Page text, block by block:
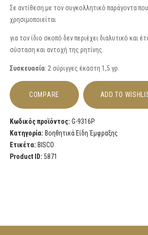
Σε αντίθεση µε τον συγκολλητικό παράγοντα
χρησιµοποιείται
για τον ίδιο σκοπό δεν περιέχει διαλυτικό και
σύσταση και αντοχή της ρητίνης.
Συσκευασία: 2 σύριγγες έκαστη 1,5 γρ.
COMPARE ADD TO
Κωδικός προϊόντος: G-9316P
Κατηγορία: Βοηθητικά Είδη Έμφραξης
Ετικέτα: BISCO
Product ID: 5871